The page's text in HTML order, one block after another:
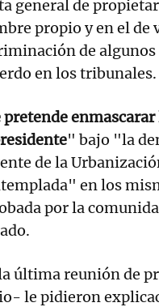
general de
propio y en el de
de
en los tribunales.
pretende
" bajo "la
de la
en los
por la
última reunión de
le pidieron